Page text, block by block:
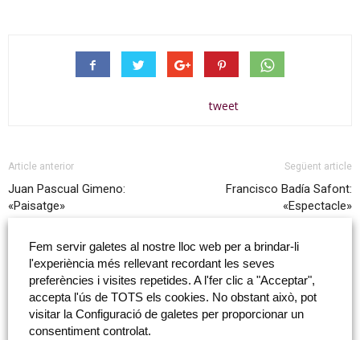
tweet
Article anterior
Juan Pascual Gimeno:
«Paisatge»
Següent article
Francisco Badía Safont:
«Espectacle»
Articles relacionats Més del autor
Fundación Caja Castellón col·labora amb
les Jornades Formatives RELACIONAr’T
Fem servir galetes al nostre lloc web per a brindar-li
l'experiència més rellevant recordant les seves
preferències i visites repetides. A l'fer clic a "Acceptar",
accepta l'ús de TOTS els cookies. No obstant això, pot
visitar la Configuració de galetes per proporcionar un
consentiment controlat.